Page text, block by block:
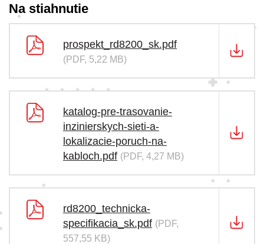
Na stiahnutie
prospekt_rd8200_sk.pdf
(PDF, 5,22 MB)
katalog-pre-trasovanie-
inzinierskych-sieti-a-
lokalizacie-poruch-na-
kabloch.pdf (PDF, 4,27 MB)
rd8200_technicka-
specifikacia_sk.pdf (PDF,
557,55 KB)